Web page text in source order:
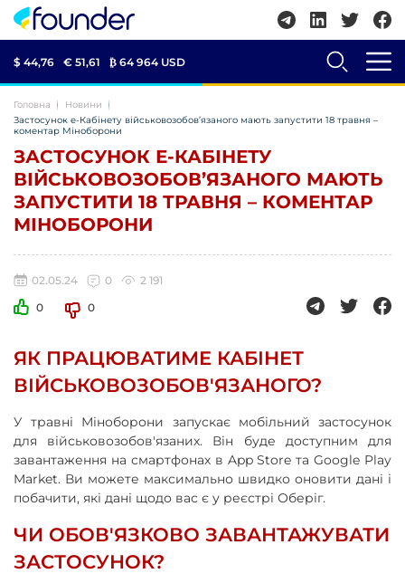
$ 44,76 € 51,61 ₿ 64 964 USD
Головна
Новини
Застосунок е-Кабінету військовозобов’язаного мають запустити 18 травня –
коментар Міноборони
ЗАСТОСУНОК Е-КАБІНЕТУ
ВІЙСЬКОВОЗОБОВ’ЯЗАНОГО МАЮТЬ
ЗАПУСТИТИ 18 ТРАВНЯ – КОМЕНТАР
МІНОБОРОНИ
02.05.24 0
2 191
0
0
ЯК ПРАЦЮВАТИМЕ КАБІНЕТ
ВІЙСЬКОВОЗОБОВ'ЯЗАНОГО?
У травні Міноборони запускає мобільний застосунок
для військовозобов'язаних. Він буде доступним для
завантаження на смартфонах в App Store та Google Play
Market. Ви можете максимально швидко оновити дані і
побачити, які дані щодо вас є у реєстрі Оберіг.
ЧИ ОБОВ'ЯЗКОВО ЗАВАНТАЖУВАТИ
ЗАСТОСУНОК?